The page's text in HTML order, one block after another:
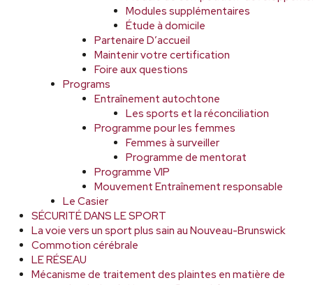
Modules supplémentaires
Étude à domicile
Partenaire D’accueil
Maintenir votre certification
Foire aux questions
Programs
Entraînement autochtone
Les sports et la réconciliation
Programme pour les femmes
Femmes à surveiller
Programme de mentorat
Programme VIP
Mouvement Entraînement responsable
Le Casier
SÉCURITÉ DANS LE SPORT
La voie vers un sport plus sain au Nouveau-Brunswick
Commotion cérébrale
LE RÉSEAU
Mécanisme de traitement des plaintes en matière de